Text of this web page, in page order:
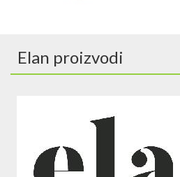
Elan proizvodi